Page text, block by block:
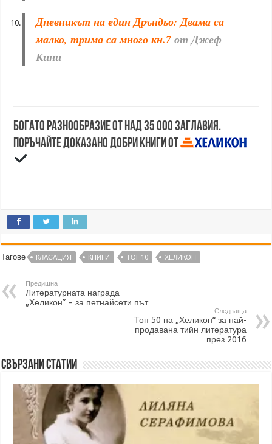
Дневникът на един Дръндьо: Двама са
малко, трима са много кн.7от Джеф
Кини
Богато разнообразие от над 35 000 заглавия.
Поръчайте доказано добри книги от
Тагове КЛАСАЦИЯ КНИГИ ТОП10 ХЕЛИКОН
Предишна
Литературната награда
„Хеликон” – за петнайсети път
Следваща
Топ 50 на „Хеликон“ за най-
продавана тийн литература
през 2016
Свързани статии